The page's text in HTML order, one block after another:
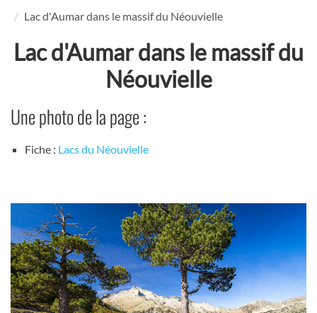
Lac d'Aumar dans le massif du Néouvielle
Lac d'Aumar dans le massif du
Néouvielle
Une photo de la page :
Fiche : Lacs du Néouvielle